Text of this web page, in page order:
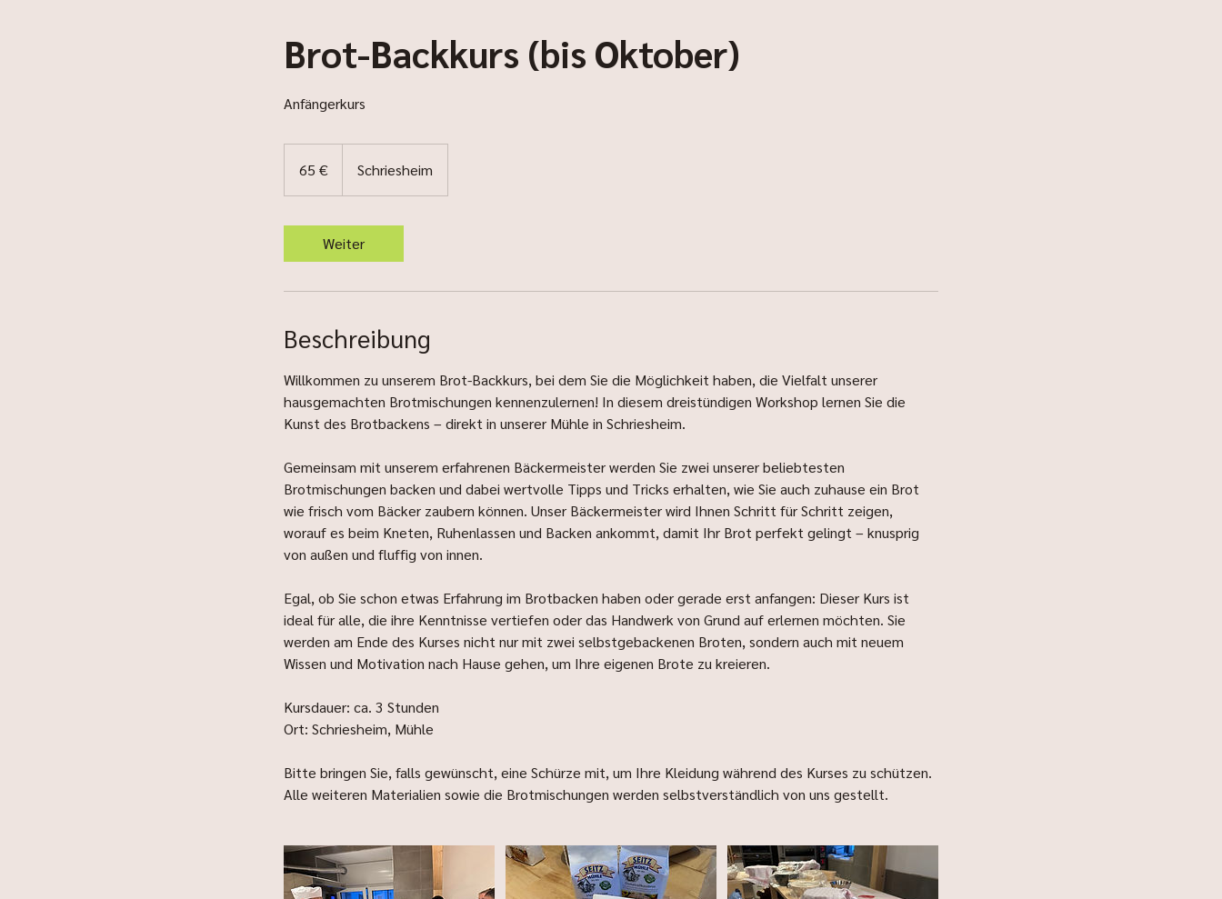
Brot-Backkurs (bis Oktober)
Anfängerkurs
65 € Schriesheim
Weiter
Beschreibung
Willkommen zu unserem Brot-Backkurs, bei dem Sie die Möglichkeit haben, die Vielfalt unserer
hausgemachten Brotmischungen kennenzulernen! In diesem dreistündigen Workshop lernen Sie die
Kunst des Brotbackens – direkt in unserer Mühle in Schriesheim.
Gemeinsam mit unserem erfahrenen Bäckermeister werden Sie zwei unserer beliebtesten
Brotmischungen backen und dabei wertvolle Tipps und Tricks erhalten, wie Sie auch zuhause ein Brot
wie frisch vom Bäcker zaubern können. Unser Bäckermeister wird Ihnen Schritt für Schritt zeigen,
worauf es beim Kneten, Ruhenlassen und Backen ankommt, damit Ihr Brot perfekt gelingt – knusprig
von außen und fluffig von innen.
Egal, ob Sie schon etwas Erfahrung im Brotbacken haben oder gerade erst anfangen: Dieser Kurs ist
ideal für alle, die ihre Kenntnisse vertiefen oder das Handwerk von Grund auf erlernen möchten. Sie
werden am Ende des Kurses nicht nur mit zwei selbstgebackenen Broten, sondern auch mit neuem
Wissen und Motivation nach Hause gehen, um Ihre eigenen Brote zu kreieren.
Kursdauer: ca. 3 Stunden
Ort: Schriesheim, Mühle
Bitte bringen Sie, falls gewünscht, eine Schürze mit, um Ihre Kleidung während des Kurses zu schützen.
Alle weiteren Materialien sowie die Brotmischungen werden selbstverständlich von uns gestellt.